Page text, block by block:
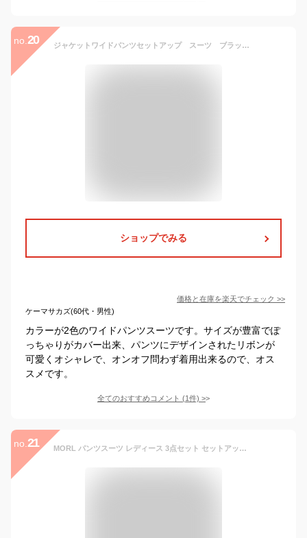
no. 20 ジャケットワイドパンツセットアップ スーツ ブラック グレー S M L XL XXL 大きい 小さい
ショップでみる
価格と在庫を楽天でチェック >>
ケーマサカズ(60代・男性)
カラーが2色のワイドパンツスーツです。サイズが豊富でぽ
っちゃりがカバー出来、パンツにデザインされたリボンが
可愛くオシャレで、オンオフ問わず着用出来るので、オス
スメです。
全てのおすすめコメント (1件) >
no. 21 MORL パンツスーツ レディース 3点セット セットアップ レディース スーツ ワイドパンツ シフォン パンツドレス キレイめ シンプル ゆったり 体型カバー 大きいサイズ 着痩せ フォーマル 通勤 入学式 入園式 ブラックXL